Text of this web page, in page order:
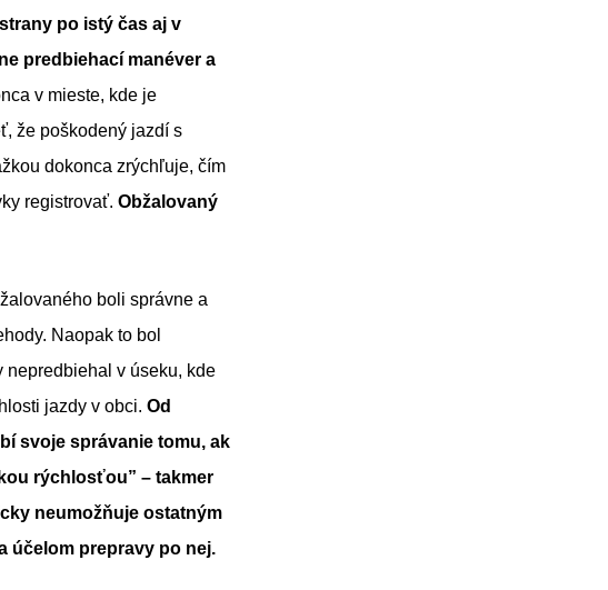
po istý čas aj v
predbiehací manéver a
v mieste, kde je
že poškodený jazdí s
dokonca zrýchľuje, čím
registrovať. Obžalovaný
boli správne a
Naopak to bol
nepredbiehal v úseku, kde
jazdy v obci. Od
svoje správanie tomu, ak
rýchlosťou” – takmer
neumožňuje ostatným
účelom prepravy po nej.